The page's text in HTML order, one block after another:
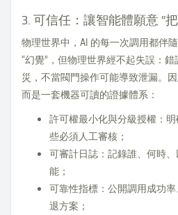
3. 可信任：讓智能體願意 “
物理世界中，AI 的每一次調用都伴
“幻覺”，但物理世界經不起失誤：
災，不當閥門操作可能導致泄漏。因
而是一套機器可讀的證據體系：
許可權最小化與分級授權：
些必須人工審核；
可審計日誌：記錄誰、何時
能；
可靠性指標：公開調用成功
退方案；